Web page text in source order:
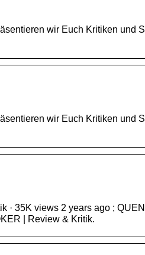
wir Euch Kritiken und
wir Euch Kritiken und
· 35K views 2 years ago ;
| Review & Kritik.